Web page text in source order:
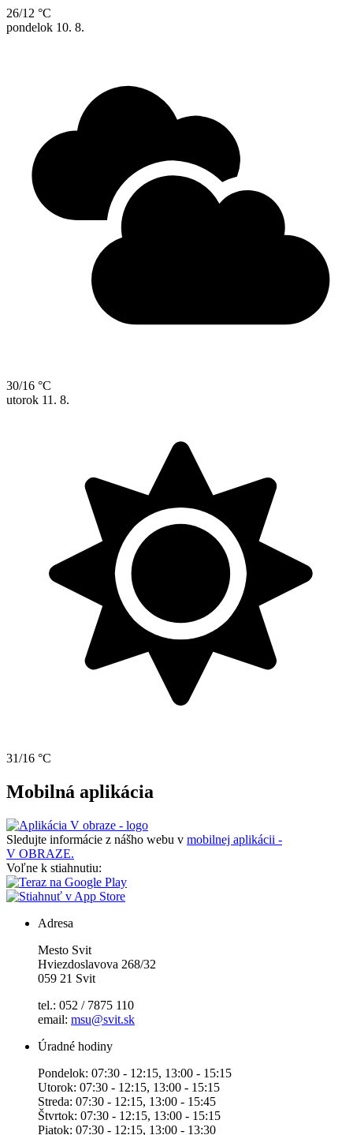
26/12 °C
pondelok 10. 8.
30/16 °C
utorok 11. 8.
31/16 °C
Mobilná aplikácia
Sledujte informácie z nášho webu v mobilnej aplikácii -
V OBRAZE.
Voľne k stiahnutiu:
Adresa
Mesto Svit
Hviezdoslavova 268/32
059 21 Svit
tel.: 052 / 7875 110
email: msu@svit.sk
Úradné hodiny
Pondelok: 07:30 - 12:15, 13:00 - 15:15
Utorok: 07:30 - 12:15, 13:00 - 15:15
Streda: 07:30 - 12:15, 13:00 - 15:45
Štvrtok: 07:30 - 12:15, 13:00 - 15:15
Piatok: 07:30 - 12:15, 13:00 - 13:30